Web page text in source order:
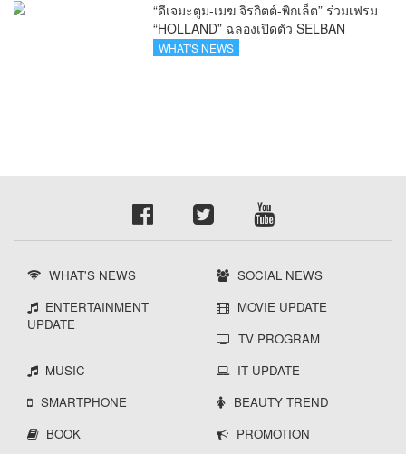
“ดีเจมะตูม-เมฆ จิรกิตต์-พิกเล็ต” ร่วมเฟรม
“HOLLAND” ฉลองเปิดตัว SELBAN
แบรนด์แฟชั่นครีเอทีฟ เชื่อมคัลเจอร์ไทย-
WHAT'S NEWS
WHAT'S NEWS
SOCIAL NEWS
ENTERTAINMENT
UPDATE
MOVIE UPDATE
TV PROGRAM
MUSIC
IT UPDATE
SMARTPHONE
BEAUTY TREND
BOOK
PROMOTION